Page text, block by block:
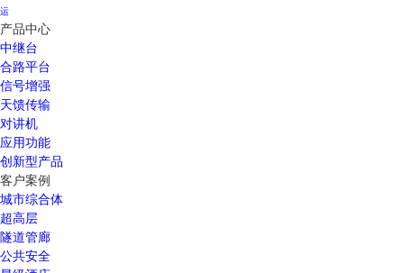
运
产品中心
中继台
合路平台
信号增强
天馈传输
对讲机
应用功能
创新型产品
客户案例
城市综合体
超高层
隧道管廊
公共安全